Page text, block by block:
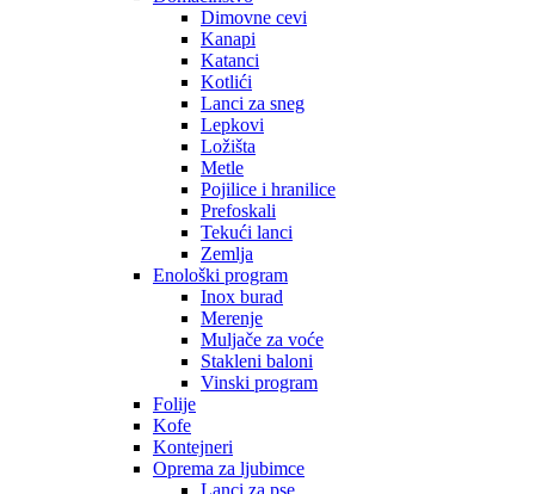
Dimovne cevi
Kanapi
Katanci
Kotlići
Lanci za sneg
Lepkovi
Ložišta
Metle
Pojilice i hranilice
Prefoskali
Tekući lanci
Zemlja
Enološki program
Inox burad
Merenje
Muljače za voće
Stakleni baloni
Vinski program
Folije
Kofe
Kontejneri
Oprema za ljubimce
Lanci za pse